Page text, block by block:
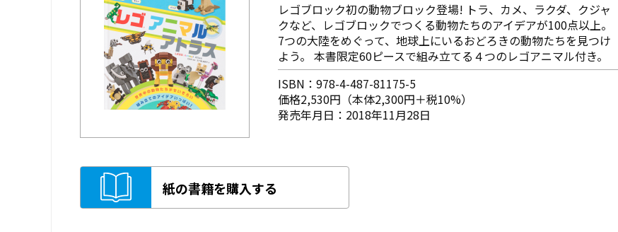
レゴブロック初の動物ブロック登場! トラ、カメ、ラクダ、クジャ
クなど、レゴブロックでつくる動物たちのアイデアが100点以上。
7つの大陸をめぐって、地球上にいるおどろきの動物たちを見つけ
よう。 本書限定60ピースで組み立てる４つのレゴアニマル付き。
ISBN：978-4-487-81175-5
価格2,530円（本体2,300円＋税10%）
発売年月日：2018年11月28日
紙の書籍を購入する